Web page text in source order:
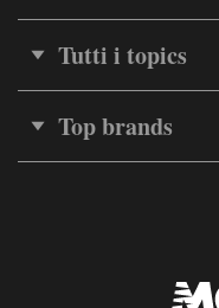
Tutti i topics
Top brands